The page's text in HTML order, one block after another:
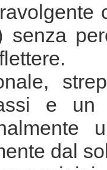
senza
e un
dal